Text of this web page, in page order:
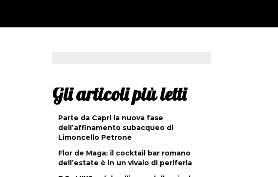
Gli articoli più letti
Parte da Capri la nuova fase
dell’affinamento subacqueo di
Limoncello Petrone
Flor de Maga: il cocktail bar romano
dell’estate è in un vivaio di periferia